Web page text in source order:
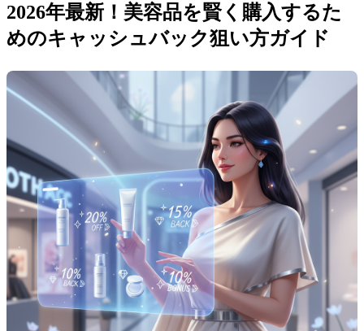
2026年最新！美容品を賢く購入するた
めのキャッシュバック狙い方ガイド